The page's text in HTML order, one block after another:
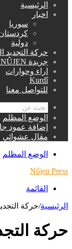
الرئيسية
اخبار
سوريا
دولية
حركة التجديد
جريدة NÛJEN التجديد
اراء وحوارات
Kurdî
للتواصل معنا
الوضع المظلم
إضافة عمود
مقال عشوائي
الوضع المظلم
Nûjen Press
القائمة
الرئيسية/حركة
حركة